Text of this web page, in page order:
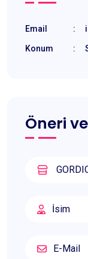
Email :
Konum :
Öneri